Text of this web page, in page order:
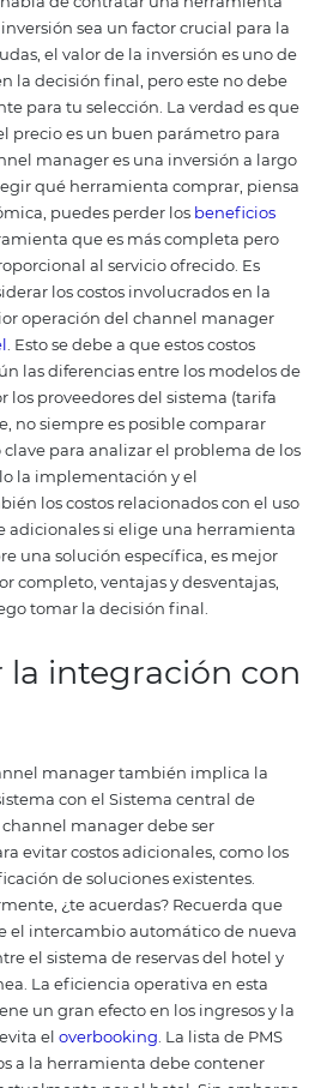
en muchos canales
y el retraso en la actualización
El channel manager te
y administrar la disponibilidad
y la política de precios en
manera centralizada en una
de precios es otra forma de
por algunas herramientas
de configurar múltiples
otra oportunidad para
es la capacidad de
y sincronizar las ofertas
se traduce en una gestión eficaz
del hotel. De igual modo que
con la compra del
producir el mayor
seleccionada permite un alto
de materializar tal
variedad de
en
adecuada para tu hotel, vale la
la lista de canales integrados.
channel manager ofrezca
así como canales que
atractivas en el futuro.
ofrecen acceso a unos
Este es uno de los puntos
sistemas de gestión de ventas